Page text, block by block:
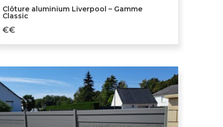
Clôture aluminium Liverpool – Gamme
Classic
€€